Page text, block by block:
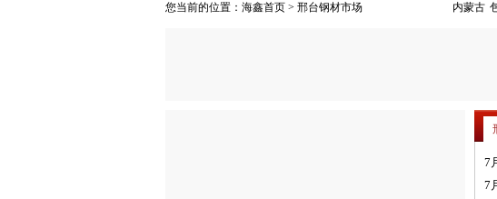
内蒙古
您当前的位置： 海鑫首页 > 邢台钢材市场
7
7